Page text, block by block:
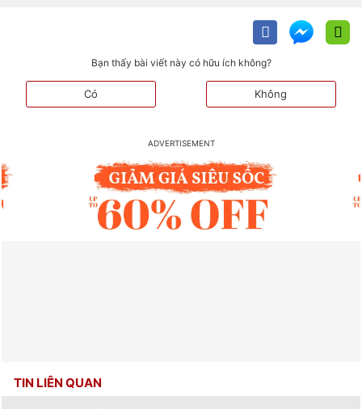
Bạn thấy bài viết này có hữu ích không?
Có Không
TIN LIÊN QUAN